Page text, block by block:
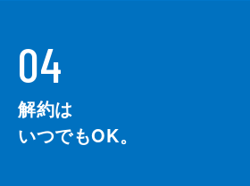
04
解約は
いつでもOK。